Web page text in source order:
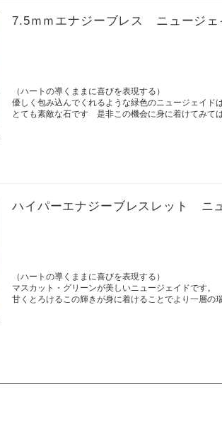
7.5ｍｍエナジーブレス ニュージ
（ハートの導くままに喜びを表現する）
優しく包み込んでくれるような緑色のニュージェイド
とても素敵な石です 是非この機会に身に着けてみて
ハイパーエナジーブレスレット ニ
（ハートの導くままに喜びを表現する）
マスカット・グリーンが美しいニュージェイドです。
甘くとろけるこの輝きが身に着けることでより一層の